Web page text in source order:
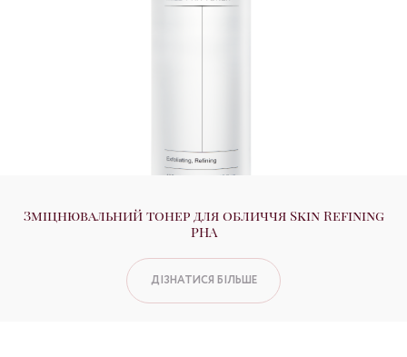
Зміцнювальний тонер для обличчя Skin Refining
PHA
ДІЗНАТИСЯ БІЛЬШЕ